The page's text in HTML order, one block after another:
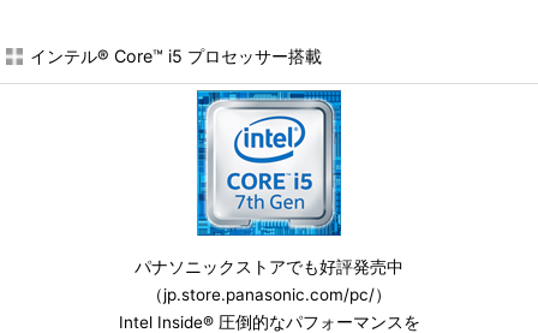
インテル® Core™ i5 プロセッサー搭載
パナソニックストアでも好評発売中
（jp.store.panasonic.com/pc/）
Intel Inside® 圧倒的なパフォーマンスを